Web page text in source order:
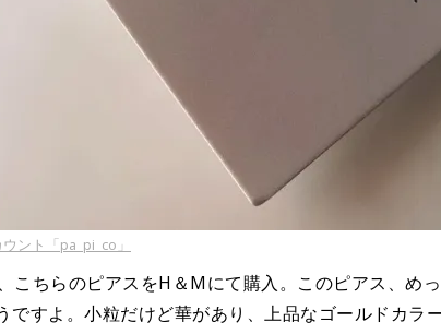
ント「pa_pi_co」
こちらのピアスをH＆Мにて購入。このピアス、め
ですよ。小粒だけど華があり、上品なゴールドカラ